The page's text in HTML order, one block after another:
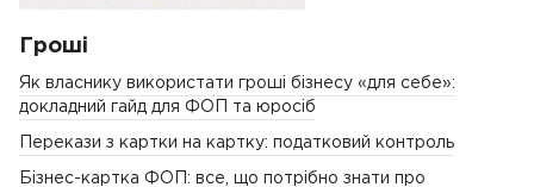
Гроші
Як власнику використати гроші бізнесу «для себе»:
докладний гайд для ФОП та юросіб
Перекази з картки на картку: податковий контроль
Бізнес-картка ФОП: все, що потрібно знати про